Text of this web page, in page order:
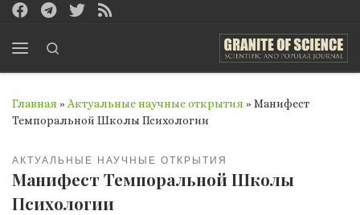
Перейти к содержимому
Главная » Актуальные научные открытия » Манифест
Темпоральной Школы Психологии
АКТУАЛЬНЫЕ НАУЧНЫЕ ОТКРЫТИЯ
Манифест Темпоральной Школы
Психологии